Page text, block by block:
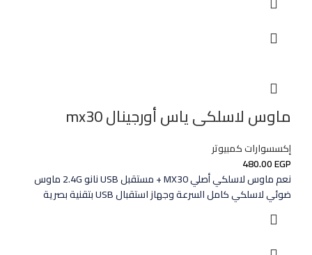
ماوس لاسلكى ياس أورجينال mx30
إكسسوارات كمبيوتر
480.00EGP
نعم ماوس لاسلكي أصلي MX30 + مستقبل USB نانو 2.4G ماوس
ضوئي لاسلكي كامل السرعة وجهاز استقبال USB بتقنية بصرية